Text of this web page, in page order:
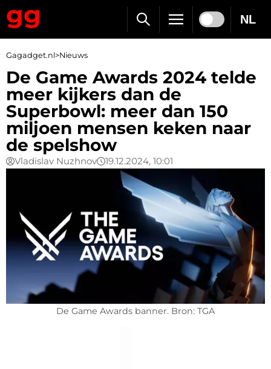
NL
Gagadget.nl>Nieuws
De Game Awards 2024 telde
meer kijkers dan de
Superbowl: meer dan 150
miljoen mensen keken naar
de spelshow
Vladislav Nuzhnov 19.12.2024, 10:01
De Game Awards banner. Bron: TGA